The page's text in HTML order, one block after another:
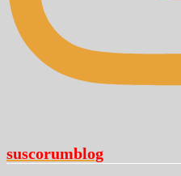
suscorumblog